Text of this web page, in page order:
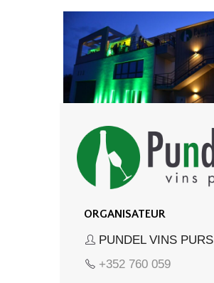
ORGANISATEUR
PUNDEL VINS PURS
+352 760 059